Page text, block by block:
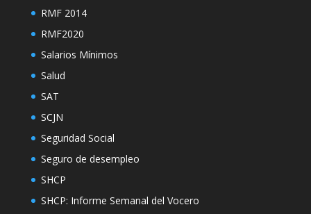
RMF 2014
RMF2020
Salarios Mínimos
Salud
SAT
SCJN
Seguridad Social
Seguro de desempleo
SHCP
SHCP: Informe Semanal del Vocero